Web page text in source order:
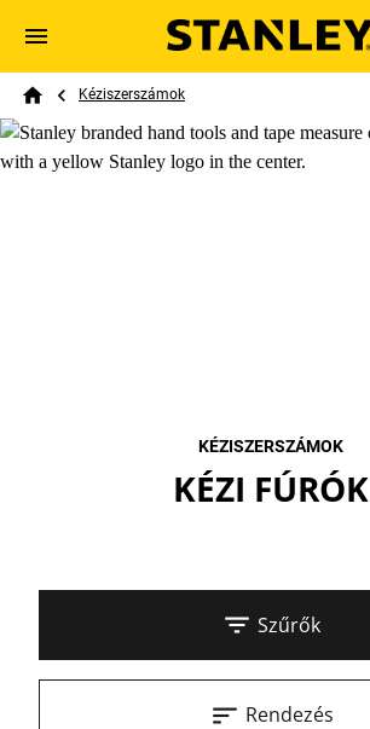
Skip to main content
Search
Breadcrumb
Kéziszerszámok
KÉZISZERSZÁMOK
KÉZI FÚRÓK
Szűrők
Rendezés